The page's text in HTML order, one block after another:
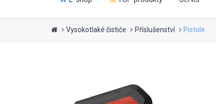
Vysokotlaké čističe Příslušenství Pistole